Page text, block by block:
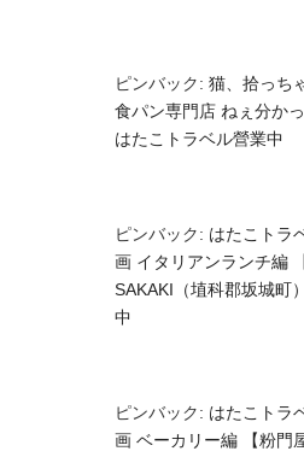
ピンバック: 猫、拾っち
食パン専門店 ねぇ分か
はたこトラベル營業中
ピンバック: はたこトラ
画 イタリアンランチ編
SAKAKI（埴科郡坂城町
中
ピンバック: はたこトラ
画 ベーカリー編 【粉門